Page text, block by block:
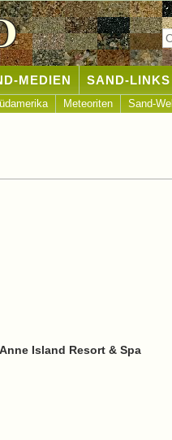
MEDIEN SAND-LINKS
Meteoriten Sand-
Island Resort & Spa